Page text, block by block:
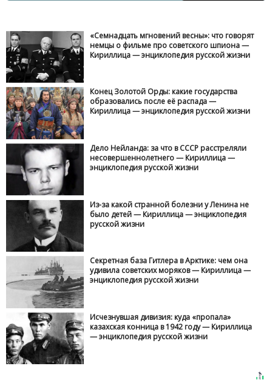
«Семнадцать мгновений весны»: что говорят
немцы о фильме про советского шпиона —
Кириллица — энциклопедия русской жизни
Конец Золотой Орды: какие государства
образовались после её распада —
Кириллица — энциклопедия русской жизни
Дело Нейланда: за что в СССР расстреляли
несовершеннолетнего — Кириллица —
энциклопедия русской жизни
Из-за какой странной болезни у Ленина не
было детей — Кириллица — энциклопедия
русской жизни
Секретная база Гитлера в Арктике: чем она
удивила советских моряков — Кириллица —
энциклопедия русской жизни
Исчезнувшая дивизия: куда «пропала»
казахская конница в 1942 году — Кириллица
— энциклопедия русской жизни